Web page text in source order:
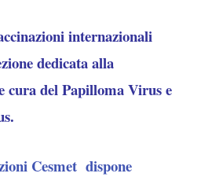
internazionali
dedicata alla
cura del Papilloma Virus e
Cesmet dispone